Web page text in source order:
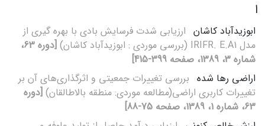
ا
ابوزیدآباد کاشان ارزیابی شدت فرسایش بادی با بهره گیری از
مدل IRIFR. E.A1 (بررسی موردی : ابوزیدآباد کاشان)
[دوره 63،
شماره 3، 1389، صفحه 399-415]
اراضی رها شده بررسی تغییرات جمعیتی و اثرگذاری‌های آن بر
تغییرات کاربری اراضی(مطالعه موردی: منطقه بالاطالقان) [دوره
63، شماره 1، 1389، صفحه 75-88]